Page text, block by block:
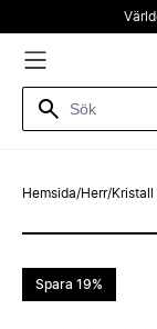
Hemsida/Herr/
Spara 19%